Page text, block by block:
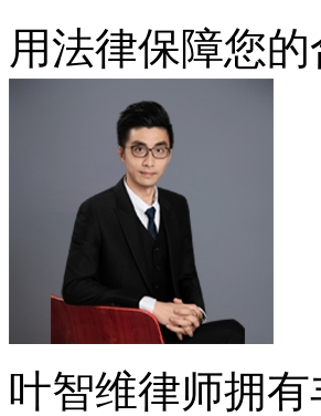
用法律保障您
叶智维律师拥